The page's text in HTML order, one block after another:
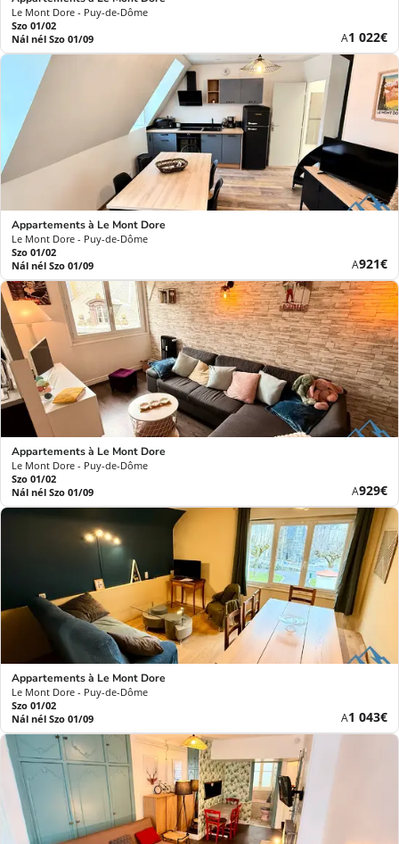
Le Mont Dore - Puy-de-Dôme
Szo 01/02
Nál nél Szo 01/09
AÚj
ár
1 022€
Appartements à Le Mont Dore
Le Mont Dore - Puy-de-Dôme
Szo 01/02
Nál nél Szo 01/09
AÚj
ár
921€
Appartements à Le Mont Dore
Le Mont Dore - Puy-de-Dôme
Szo 01/02
Nál nél Szo 01/09
AÚj
ár
929€
Appartements à Le Mont Dore
Le Mont Dore - Puy-de-Dôme
Szo 01/02
Nál nél Szo 01/09
AÚj
ár
1 043€